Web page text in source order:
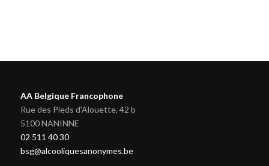
AA Belgique Francophone
Rue des Pieds d'Alouette, 42 b
5100 NANINNE
02 511 40 30
bsg@alcooliquesanonymes.be